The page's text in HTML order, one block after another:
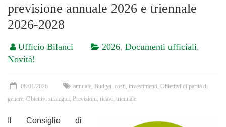
previsione annuale 2026 e triennale
2026-2028
Ufficio Bilanci 2026, Documenti ufficiali,
Novità!
08/01/2026 annuale Budget costi investimenti Obiettivi di parità di
genere Obiettivi strategici Previsioni ricavi triennale
Il Consiglio di